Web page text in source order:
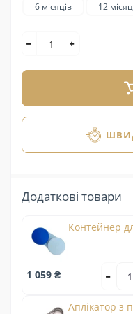
6 місяців 12
Додаткові товари
Контейнер
1 059 ₴
Аплікатор з